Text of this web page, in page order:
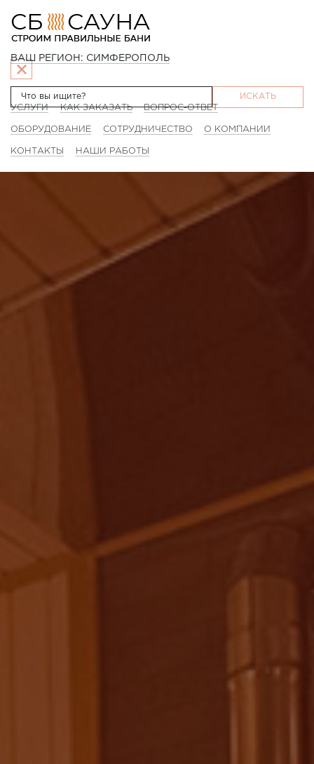
ИСКАТЬ
ВАШ РЕГИОН: СИМФЕРОПОЛЬ
УСЛУГИ КАК ЗАКАЗАТЬ ВОПРОС-ОТВЕТ
ОБОРУДОВАНИЕ СОТРУДНИЧЕСТВО О КОМПАНИИ
КОНТАКТЫ НАШИ РАБОТЫ